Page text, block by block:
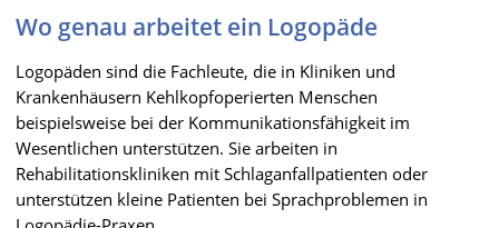
Wo genau arbeitet ein Logopäde
Logopäden sind die Fachleute, die in Kliniken und
Krankenhäusern Kehlkopfoperierten Menschen
beispielsweise bei der Kommunikationsfähigkeit im
Wesentlichen unterstützen. Sie arbeiten in
Rehabilitationskliniken mit Schlaganfallpatienten oder
unterstützen kleine Patienten bei Sprachproblemen in